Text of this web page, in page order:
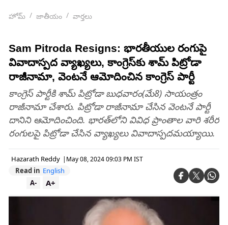
హోమ్ జాతీయం వార్తలు
Sam Pitroda Resigns: భారతీయుల రంగుపై
వివాదాస్పద వ్యాఖ్యలు, కాంగ్రెస్‌కు శామ్‌ పిట్రోడా
రాజీనామా, వెంటనే ఆమోదించిన కాంగ్రెస్ పార్టీ
కాంగ్రెస్‌ పార్టీకి శామ్‌ పిట్రోడా బుధవారం(మే8) సాయంత్రం
రాజీనామా చేశారు. పిట్రోడా రాజీనామా చేసిన వెంటనే పార్టీ
దానిని ఆమోదించింది. భారత్‌లోని వివిధ ప్రాంతాల వారి శరీర
రంగులపై పిట్రోడా చేసిన వ్యాఖ్యలు వివాదాస్పదమయ్యాయి.
Hazarath Reddy | May 08, 2024 09:03 PM IST
Read in English
A+
A-